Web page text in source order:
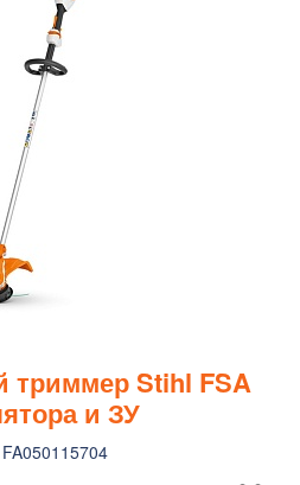
триммер Stihl FSA
и ЗУ